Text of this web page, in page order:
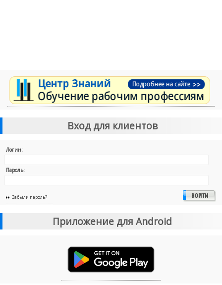
Вход для клиентов
Логин:
Пароль:
Забыли пароль?
Приложение для Android